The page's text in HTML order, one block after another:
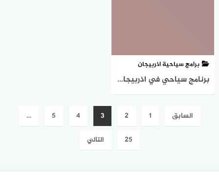
برامج سياحية اذربيجان
برنامج سياحي في اذربيجان المسافرون العرب (7 أيام)
السابق 1
2
3
4
5
…
25 التالي